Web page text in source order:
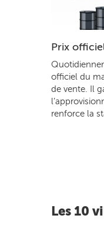
Prix
officiel du
de vente. Il
renforce la
Les 10